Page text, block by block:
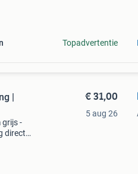
Topadvertentie
|
-
direct
€ 31,00
5 aug 26